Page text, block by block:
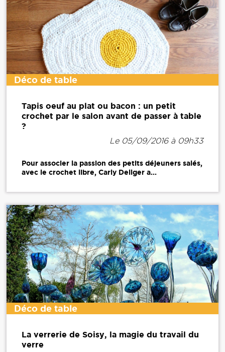
Déco de table
Tapis oeuf au plat ou bacon : un petit
crochet par le salon avant de passer à table
?
Le 05/09/2016 à 09h33
Pour associer la passion des petits déjeuners salés,
avec le crochet libre, Carly Dellger a...
Déco de table
La verrerie de Soisy, la magie du travail du
verre